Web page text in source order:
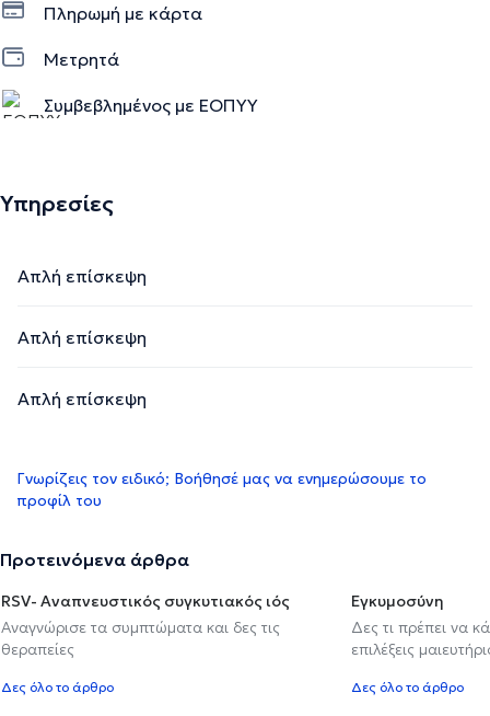
Πληρωμή με κάρτα
Μετρητά
Συμβεβλημένος με ΕΟΠΥΥ
Υπηρεσίες
Απλή επίσκεψη
Απλή επίσκεψη
Απλή επίσκεψη
Γνωρίζεις τον ειδικό; Βοήθησέ μας να ενημερώσουμε το
προφίλ του
Προτεινόμενα άρθρα
RSV- Αναπνευστικός συγκυτιακός ιός
Αναγνώρισε τα συμπτώματα και δες τις
θεραπείες
Δες όλο το άρθρο
Εγκυμοσύνη
Δες τι πρέπει να
επιλέξεις
Δες όλο το άρθρο